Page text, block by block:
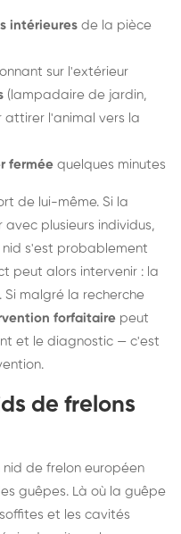
intérieures de la pièce
sur l'extérieur
(lampadaire de jardin,
l'animal vers la
fermée quelques minutes
de lui-même. Si la
plusieurs individus,
nid s'est probablement
peut alors intervenir : la
malgré la recherche
forfaitaire peut
et le diagnostic — c'est
de frelons
de frelon européen
guêpes. Là où la guêpe
et les cavités